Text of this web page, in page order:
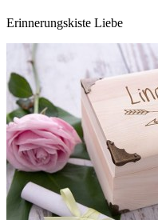
Erinnerungskiste Liebe